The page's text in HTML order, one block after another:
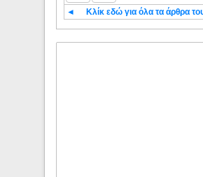
◄ Κλίκ εδώ για όλα τα άρθρα